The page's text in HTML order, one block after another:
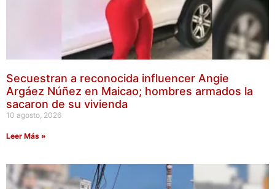
Secuestran a reconocida influencer Angie
Argáez Núñez en Maicao; hombres armados la
sacaron de su vivienda
10 agosto, 2026
Leer Más »